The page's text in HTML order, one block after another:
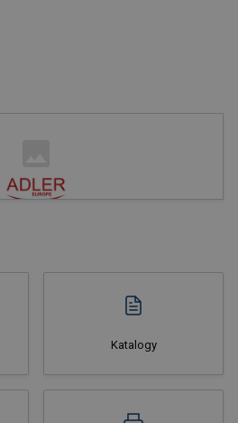
Katalogy